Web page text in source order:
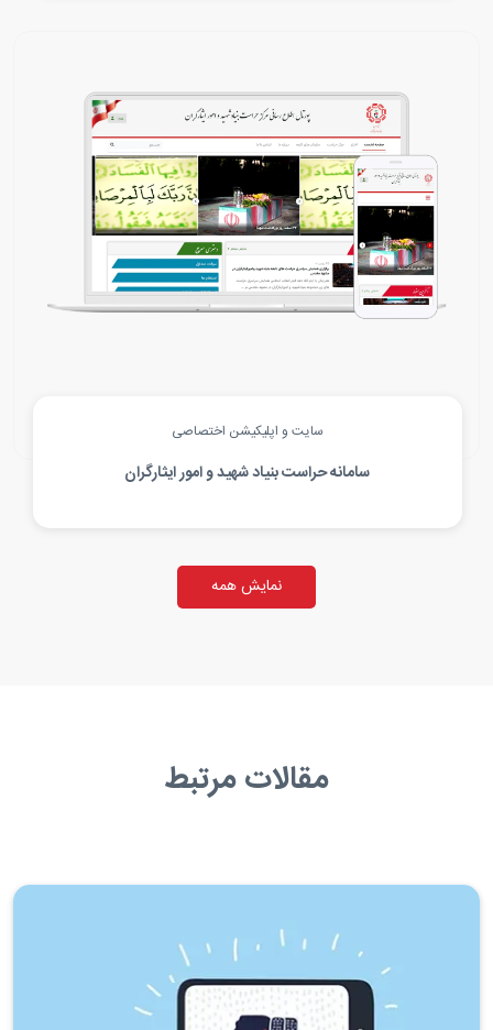
سایت و اپلیکیشن اختصاصی
سامانه حراست بنیاد شهید و امور ایثارگران
نمایش همه
مقالات مرتبط